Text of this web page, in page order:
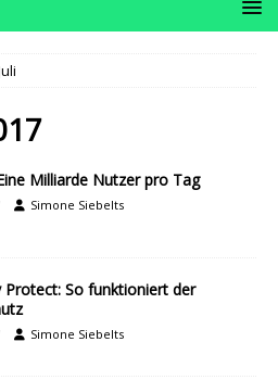
Milliarde Nutzer pro Tag
Simone Siebelts
Protect: So funktioniert der
Simone Siebelts